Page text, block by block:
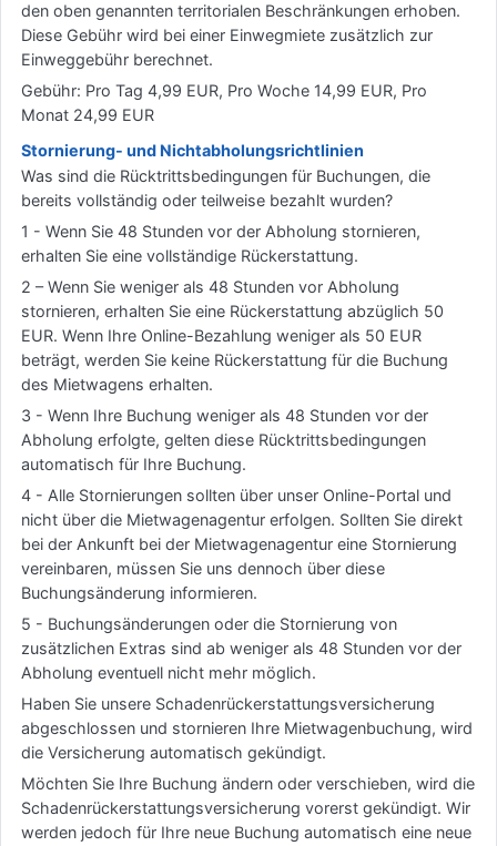
den oben genannten territorialen Beschränkungen erhoben.
Diese Gebühr wird bei einer Einwegmiete zusätzlich zur
Einweggebühr berechnet.
Gebühr: Pro Tag 4,99 EUR, Pro Woche 14,99 EUR, Pro
Monat 24,99 EUR
Stornierung- und Nichtabholungsrichtlinien
Was sind die Rücktrittsbedingungen für Buchungen, die
bereits vollständig oder teilweise bezahlt wurden?
1 - Wenn Sie 48 Stunden vor der Abholung stornieren,
erhalten Sie eine vollständige Rückerstattung.
2 – Wenn Sie weniger als 48 Stunden vor Abholung
stornieren, erhalten Sie eine Rückerstattung abzüglich 50
EUR. Wenn Ihre Online-Bezahlung weniger als 50 EUR
beträgt, werden Sie keine Rückerstattung für die Buchung
des Mietwagens erhalten.
3 - Wenn Ihre Buchung weniger als 48 Stunden vor der
Abholung erfolgte, gelten diese Rücktrittsbedingungen
automatisch für Ihre Buchung.
4 - Alle Stornierungen sollten über unser Online-Portal und
nicht über die Mietwagenagentur erfolgen. Sollten Sie direkt
bei der Ankunft bei der Mietwagenagentur eine Stornierung
vereinbaren, müssen Sie uns dennoch über diese
Buchungsänderung informieren.
5 - Buchungsänderungen oder die Stornierung von
zusätzlichen Extras sind ab weniger als 48 Stunden vor der
Abholung eventuell nicht mehr möglich.
Haben Sie unsere Schadenrückerstattungsversicherung
abgeschlossen und stornieren Ihre Mietwagenbuchung, wird
die Versicherung automatisch gekündigt.
Möchten Sie Ihre Buchung ändern oder verschieben, wird die
Schadenrückerstattungsversicherung vorerst gekündigt. Wir
werden jedoch für Ihre neue Buchung automatisch eine neue